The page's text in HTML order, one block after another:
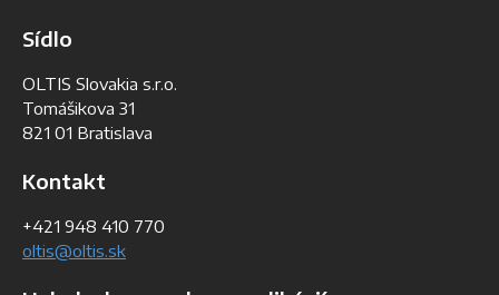
Sídlo
OLTIS Slovakia s.r.o.
Tomášikova 31
821 01 Bratislava
Kontakt
+421 948 410 770
oltis@oltis.sk